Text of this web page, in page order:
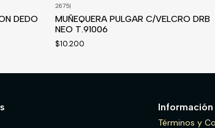
DEDO
2675|
MUÑEQUERA PULGAR C/VELCRO DRB
NEO T.91006
$10.200
Información
Términos y